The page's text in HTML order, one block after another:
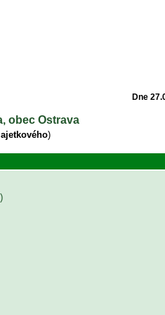
Dne
obec Ostrava
)